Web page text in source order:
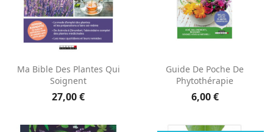
Ma Bible Des Plantes Qui
Soignent
27,00 €
Guide De Poche De
Phytothérapie
6,00 €